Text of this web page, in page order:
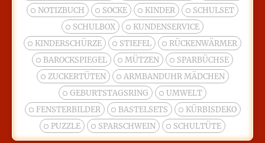
NOTIZBUCH
SOCKE KINDER
SCHULSET
SCHULBOX
KUNDENSERVICE
KINDERSCHÜRZE
STIEFEL
RÜCKENWÄRMER
BAROCKSPIEGEL
MÜTZEN
SPARBÜCHSE
ZUCKERTÜTEN
ARMBANDUHR MÄDCHEN
GEBURTSTAGSRING
UMWELT
FENSTERBILDER
BASTELSETS
KÜRBISDEKO
PUZZLE
SPARSCHWEIN SCHULTÜTE